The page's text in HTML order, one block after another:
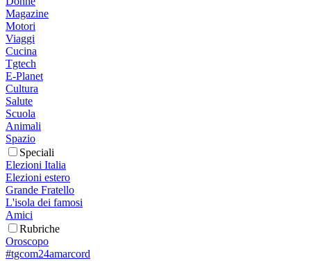
Magazine
Motori
Viaggi
Cucina
Tgtech
E-Planet
Cultura
Salute
Scuola
Animali
Spazio
Speciali
Elezioni Italia
Elezioni estero
Grande Fratello
L'isola dei famosi
Amici
Rubriche
Oroscopo
#tgcom24amarcord